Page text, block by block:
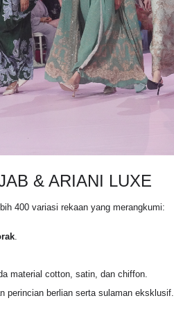
& ARIANI LUXE
400 variasi rekaan yang merangkumi:
.
material cotton, satin, dan chiffon.
perincian berlian serta sulaman eksklusif.